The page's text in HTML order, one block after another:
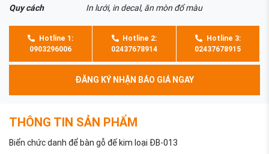
Quy cách
In lưới, in decal, ăn mòn đổ màu
Hotline 1:
0903296006
Hotline 2:
02437678914
Hotline 3:
02437678915
ĐĂNG KÝ NHẬN BÁO GIÁ NGAY
THÔNG TIN SẢN PHẨM
Biển chức danh để bàn gỗ đế kim loại ĐB-013